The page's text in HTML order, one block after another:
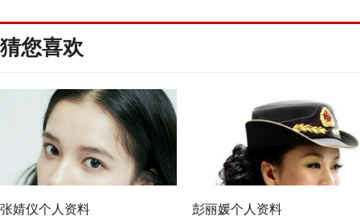
猜您喜欢
张婧仪个人资料 彭丽媛个人资料